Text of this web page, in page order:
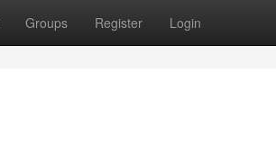
Groups Register Login